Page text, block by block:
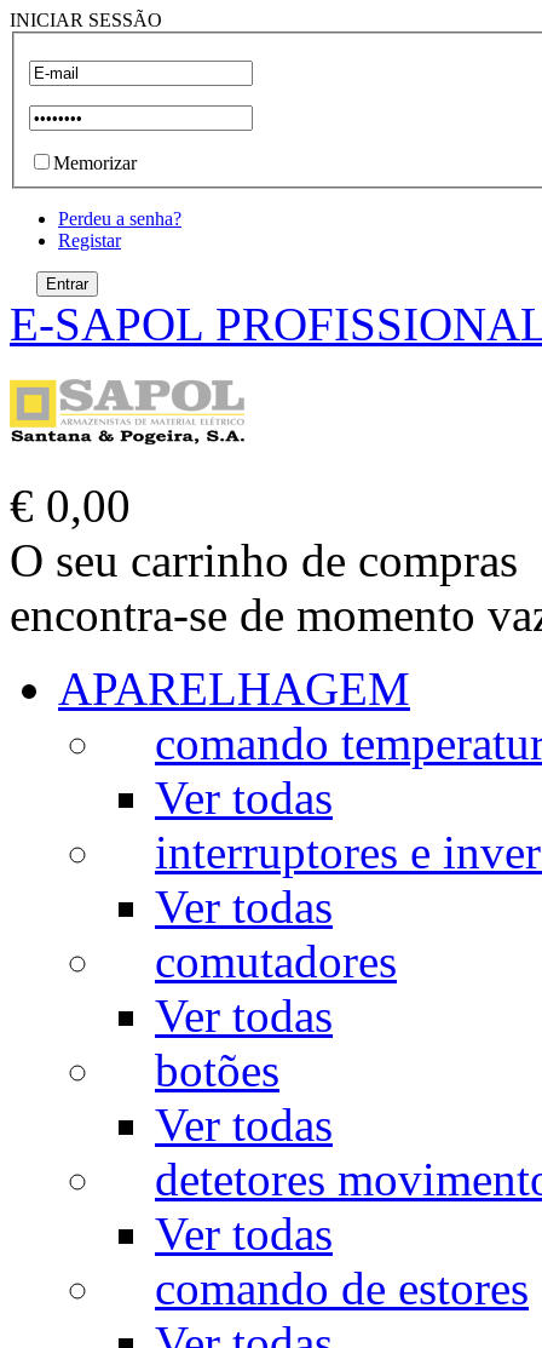
INICIAR SESSÃO
Memorizar
Perdeu a senha?
Registar
E-SAPOL
€ 0,00
O seu carrinho de compras
encontra-se de momento
APARELHAGEM
comando
Ver todas
interruptores e
Ver todas
comutadores
Ver todas
botões
Ver todas
detetores
Ver todas
comando de estores